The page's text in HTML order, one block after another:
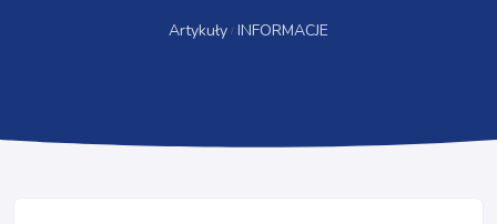
Artykuły INFORMACJE